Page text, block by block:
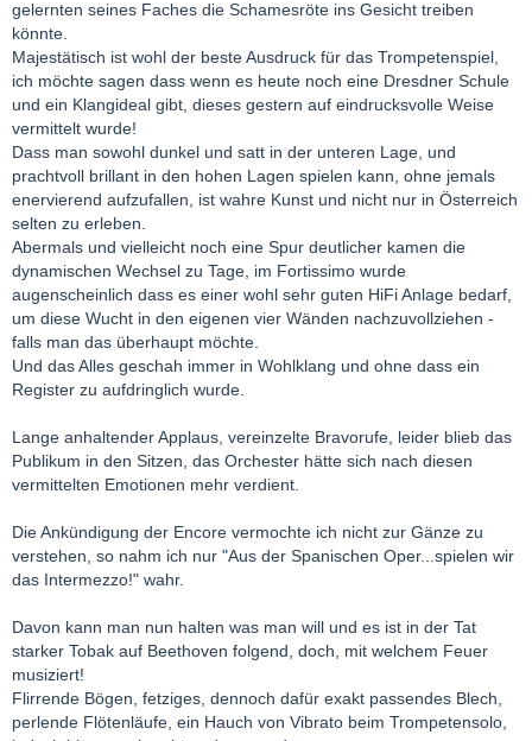
gelernten seines Faches die Schamesröte ins Gesicht treiben
könnte.
Majestätisch ist wohl der beste Ausdruck für das Trompetenspiel,
ich möchte sagen dass wenn es heute noch eine Dresdner Schule
und ein Klangideal gibt, dieses gestern auf eindrucksvolle Weise
vermittelt wurde!
Dass man sowohl dunkel und satt in der unteren Lage, und
prachtvoll brillant in den hohen Lagen spielen kann, ohne jemals
enervierend aufzufallen, ist wahre Kunst und nicht nur in Österreich
selten zu erleben.
Abermals und vielleicht noch eine Spur deutlicher kamen die
dynamischen Wechsel zu Tage, im Fortissimo wurde
augenscheinlich dass es einer wohl sehr guten HiFi Anlage bedarf,
um diese Wucht in den eigenen vier Wänden nachzuvollziehen -
falls man das überhaupt möchte.
Und das Alles geschah immer in Wohlklang und ohne dass ein
Register zu aufdringlich wurde.
Lange anhaltender Applaus, vereinzelte Bravorufe, leider blieb das
Publikum in den Sitzen, das Orchester hätte sich nach diesen
vermittelten Emotionen mehr verdient.
Die Ankündigung der Encore vermochte ich nicht zur Gänze zu
verstehen, so nahm ich nur "Aus der Spanischen Oper...spielen wir
das Intermezzo!" wahr.
Davon kann man nun halten was man will und es ist in der Tat
starker Tobak auf Beethoven folgend, doch, mit welchem Feuer
musiziert!
Flirrende Bögen, fetziges, dennoch dafür exakt passendes Blech,
perlende Flötenläufe, ein Hauch von Vibrato beim Trompetensolo,